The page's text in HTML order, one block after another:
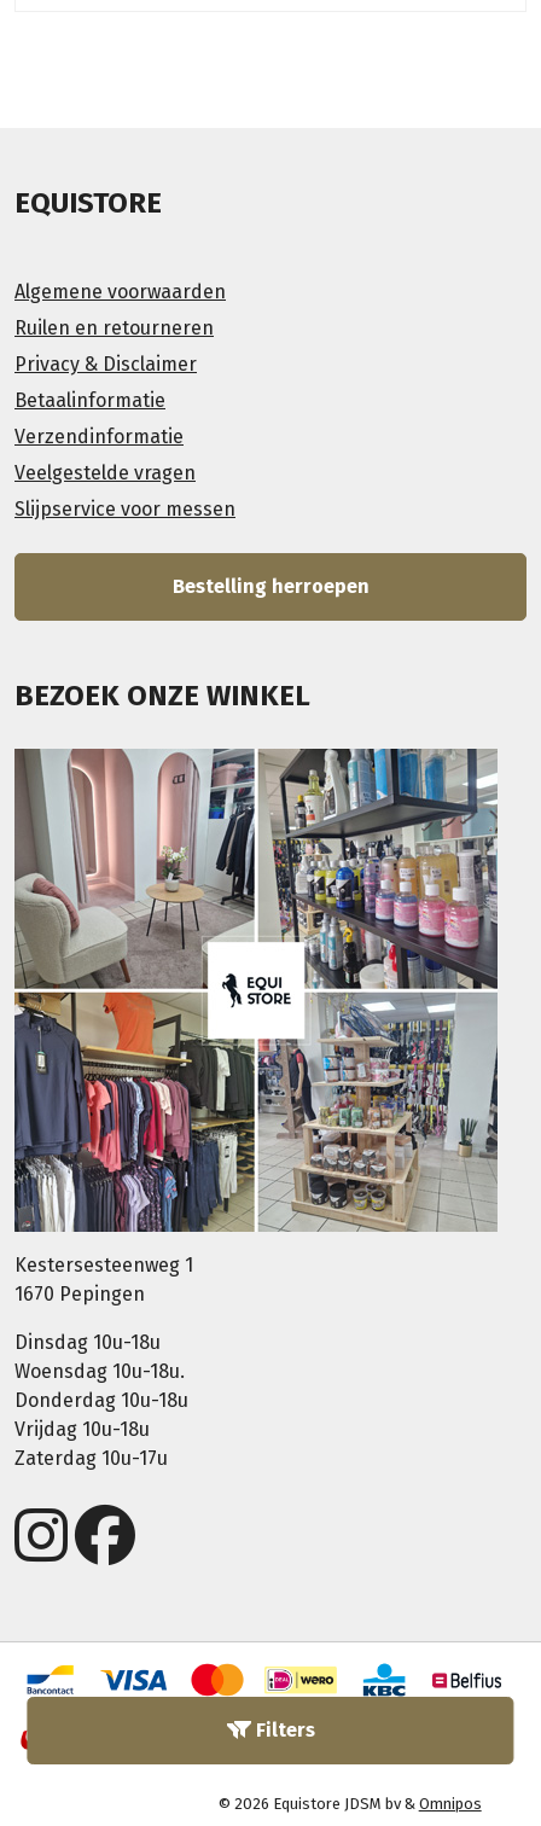
Filters
EQUISTORE
Algemene voorwaarden
Ruilen en retourneren
Privacy & Disclaimer
Betaalinformatie
Verzendinformatie
Veelgestelde vragen
Slijpservice voor messen
Bestelling herroepen
BEZOEK ONZE WINKEL
Kestersesteenweg 1
1670 Pepingen
Dinsdag 10u-18u
Woensdag 10u-18u.
Donderdag 10u-18u
Vrijdag 10u-18u
Zaterdag 10u-17u
© 2026 Equistore JDSM bv & Omnipos